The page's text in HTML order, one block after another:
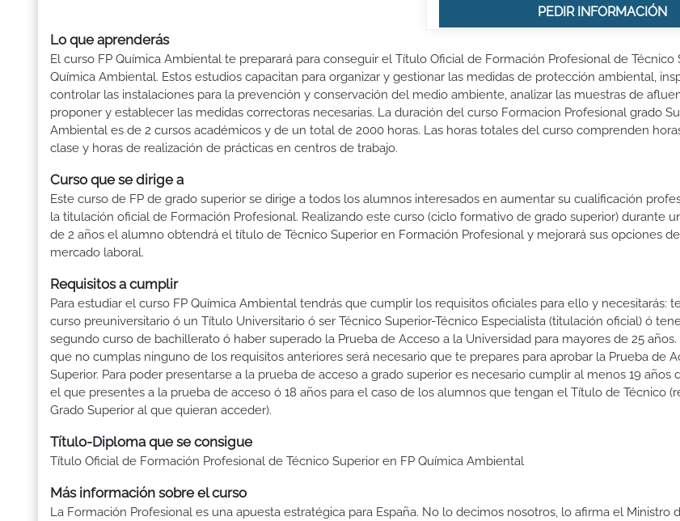
PEDIR INFORMACIÓN
Lo que aprenderás
El curso FP Química Ambiental te preparará para conseguir el Título Oficial de Formación Profesional de Técnico
Química Ambiental. Estos estudios capacitan para organizar y gestionar las medidas de protección ambiental,
controlar las instalaciones para la prevención y conservación del medio ambiente, analizar las muestras de
proponer y establecer las medidas correctoras necesarias. La duración del curso Formacion Profesional grado
Ambiental es de 2 cursos académicos y de un total de 2000 horas. Las horas totales del curso comprenden
clase y horas de realización de prácticas en centros de trabajo.
Curso que se dirige a
Este curso de FP de grado superior se dirige a todos los alumnos interesados en aumentar su cualificación
la titulación oficial de Formación Profesional. Realizando este curso (ciclo formativo de grado superior) durante
de 2 años el alumno obtendrá el título de Técnico Superior en Formación Profesional y mejorará sus opciones
mercado laboral.
Requisitos a cumplir
Para estudiar el curso FP Química Ambiental tendrás que cumplir los requisitos oficiales para ello y necesitarás:
curso preuniversitario ó un Título Universitario ó ser Técnico Superior-Técnico Especialista (titulación oficial) ó
segundo curso de bachillerato ó haber superado la Prueba de Acceso a la Universidad para mayores de 25
que no cumplas ninguno de los requisitos anteriores será necesario que te prepares para aprobar la Prueba de
Superior. Para poder presentarse a la prueba de acceso a grado superior es necesario cumplir al menos 19 años
el que presentes a la prueba de acceso ó 18 años para el caso de los alumnos que tengan el Título de Técnico
Grado Superior al que quieran acceder).
Título-Diploma que se consigue
Título Oficial de Formación Profesional de Técnico Superior en FP Química Ambiental
Más información sobre el curso
La Formación Profesional es una apuesta estratégica para España. No lo decimos nosotros, lo afirma el Ministro